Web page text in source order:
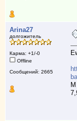
Arina27
долгожитель
Карма: +1/-0
Offline
Сообщений: 2665
M